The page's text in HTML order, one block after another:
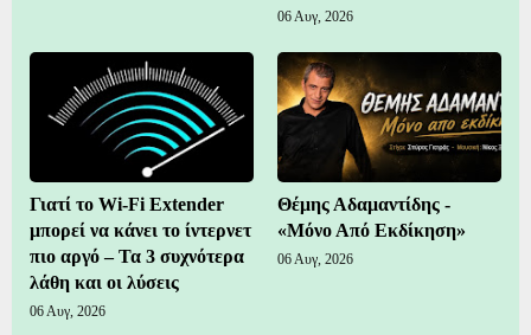
06 Αυγ, 2026
Γιατί το Wi-Fi Extender
μπορεί να κάνει το ίντερνετ
πιο αργό – Τα 3 συχνότερα
λάθη και οι λύσεις
06 Αυγ, 2026
Θέμης Αδαμαντίδης -
«Μόνο Από Εκδίκηση»
06 Αυγ, 2026